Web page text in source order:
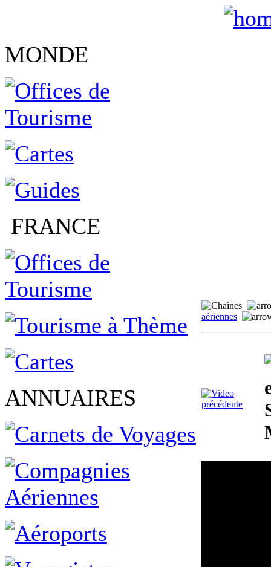
MONDE
FRANCE
ANNUAIRES
aériennes